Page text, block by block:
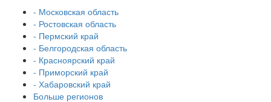
- Московская область
- Ростовская область
- Пермский край
- Белгородская область
- Красноярский край
- Приморский край
- Хабаровский край
Больше регионов